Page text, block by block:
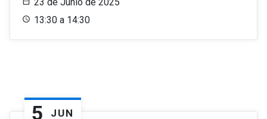
13:30 a 14:30
5 JUN